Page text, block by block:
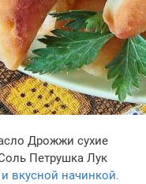
Дрожжи сухие
Петрушка Лук
вкусной начинкой.